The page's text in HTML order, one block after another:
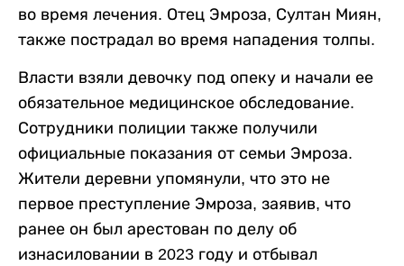
во время лечения. Отец Эмроза, Султан Миян,
также пострадал во время нападения толпы.
Власти взяли девочку под опеку и начали ее
обязательное медицинское обследование.
Сотрудники полиции также получили
официальные показания от семьи Эмроза.
Жители деревни упомянули, что это не
первое преступление Эмроза, заявив, что
ранее он был арестован по делу об
изнасиловании в 2023 году и отбывал